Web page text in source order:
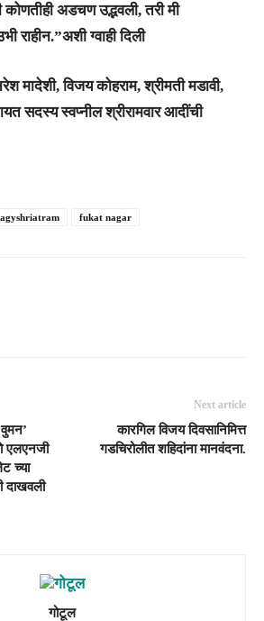
कोणतीही अडचण उद्भवली, तरी मी
राहीन.”अशी ग्वाही दिली
मादेशी, विजय कोहराम, श्रीमती मडावी,
सदस्य स्वप्नील श्रीरामवार आदींची
fukat nagar
एलएनजी
च्या
दाखवली
Next article
कारगिल विजय दिवसानिमित्त
गडचिरोलीत शहिदांना मानवंदना.
गोटूल